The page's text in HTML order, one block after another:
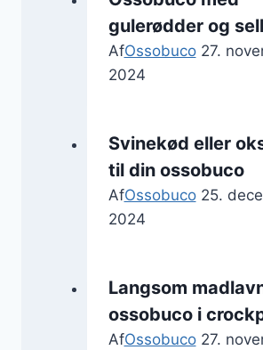
gulerødder og
AfOssobuco 27.
2024
Svinekød eller
til din ossobuco
AfOssobuco 25.
2024
Langsom
ossobuco i
AfOssobuco 27.